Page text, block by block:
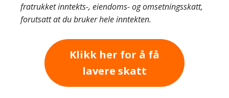
fratrukket inntekts-, eiendoms- og omsetningsskatt,
forutsatt at du bruker hele inntekten.
Klikk her for å få
lavere skatt